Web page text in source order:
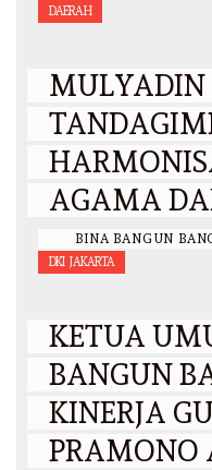
DAERAH
AGAMA
BINA BANGUN
DKI JAKARTA
KETUA
BANGUN
KINERJA
PRAMONO